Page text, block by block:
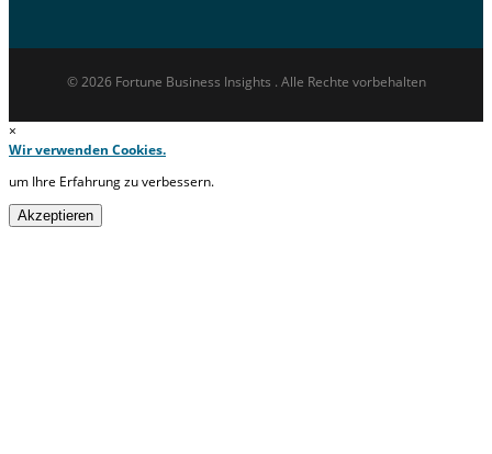
© 2026 Fortune Business Insights . Alle Rechte vorbehalten
×
Wir verwenden Cookies.
um Ihre Erfahrung zu verbessern.
Akzeptieren